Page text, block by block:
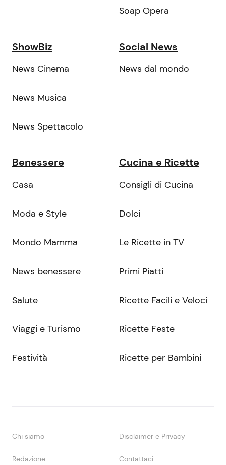
Soap Opera
ShowBiz
News Cinema
News Musica
News Spettacolo
Social News
News dal mondo
Benessere
Casa
Moda e Style
Mondo Mamma
News benessere
Salute
Viaggi e Turismo
Festività
Cucina e Ricette
Consigli di Cucina
Dolci
Le Ricette in TV
Primi Piatti
Ricette Facili e Veloci
Ricette Feste
Ricette per Bambini
Chi siamo Disclaimer e Privacy
Redazione Contattaci